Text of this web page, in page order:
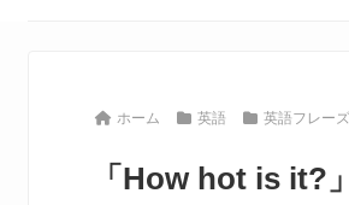
ホーム 英語 英語フレーズ
「How hot is it?